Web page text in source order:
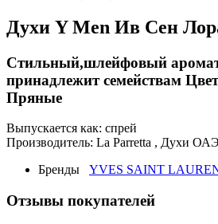
Духи Y Men Ив Сен
Стильный,шлейфовый
принадлежит семействам
Пряные
Выпускается как: спрей
Производитель: La Parretta , Духи ОАЭ
Бренды
YVES SAINT
Отзывы покупателей